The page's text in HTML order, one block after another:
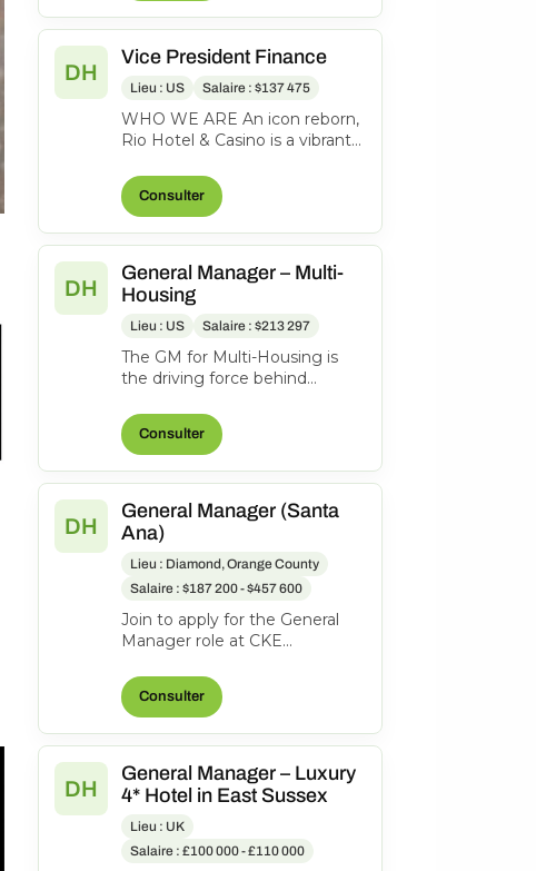
DH
Vice President Finance
Lieu : US Salaire : $137 475
WHO WE ARE An icon reborn,
Rio Hotel & Casino is a vibrant
famed Las Vegas Strip on
Flam...
Consulter
DH
General Manager – Multi-
Housing
Lieu : US Salaire : $213 297
The GM for Multi-Housing is
the driving force behind
across two direct-selling
segments — Mu...
Consulter
DH
General Manager (Santa
Ana)
Lieu : Diamond, Orange County
Salaire : $187 200 - $457 600
Join to apply for the General
Manager role at CKE
Be among the first 25
applicants Joi...
Consulter
DH
General Manager – Luxury
4* Hotel in East Sussex
Lieu : UK
Salaire : £100 000 - £110 000